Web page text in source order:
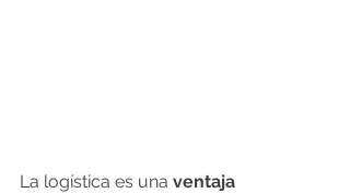
La logística es una ventaja